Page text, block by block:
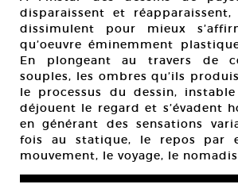
disparaissent et
dissimulent pour mieux
qu’oeuvre éminemment
En plongeant au travers de
souples, les ombres qu’ils
le processus du dessin,
déjouent le regard et s’évadent
en générant des sensations
fois au statique, le repos par
mouvement, le voyage, le